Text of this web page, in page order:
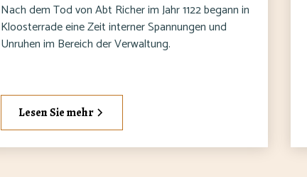
Nach dem Tod von Abt Richer im Jahr 1122 begann in
Kloosterrade eine Zeit interner Spannungen und
Unruhen im Bereich der Verwaltung.
Lesen Sie mehr